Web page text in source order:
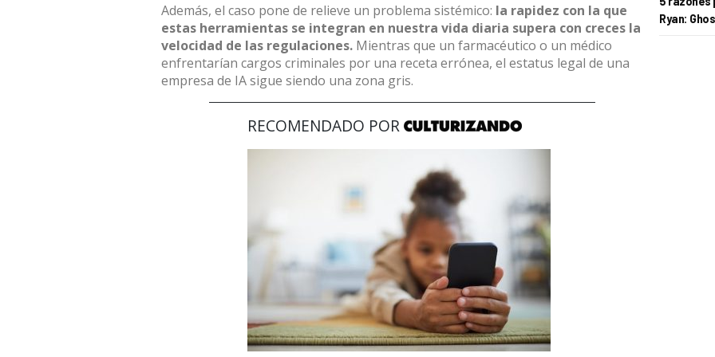
Además, el caso pone de relieve un problema sistémico: la rapidez con la que
estas herramientas se integran en nuestra vida diaria supera con creces la
velocidad de las regulaciones. Mientras que un farmacéutico o un médico
enfrentarían cargos criminales por una receta errónea, el estatus legal de una
empresa de IA sigue siendo una zona gris.
Ryan: